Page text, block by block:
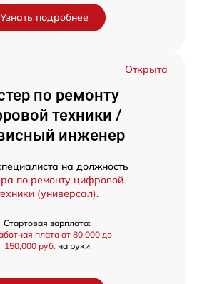
Узнать подробнее
Открыта
по ремонту
техники /
инженер
на должность
по ремонту цифровой
(универсал).
Стартовая зарплата:
плата от 80,000 до
150,000 руб. на руки